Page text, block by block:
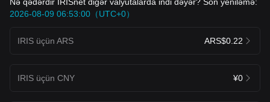
2026-08-09 06:53:00（UTC+0）
IRIS üçün ARS ARS$0.22
IRIS üçün CNY ¥0